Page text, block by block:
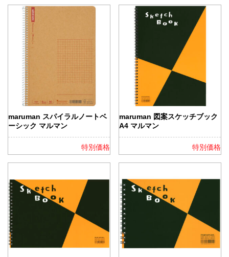
maruman スパイラルノートベ
ーシック マルマン
特別価格
maruman 図案スケッチブック
A4 マルマン
特別価格